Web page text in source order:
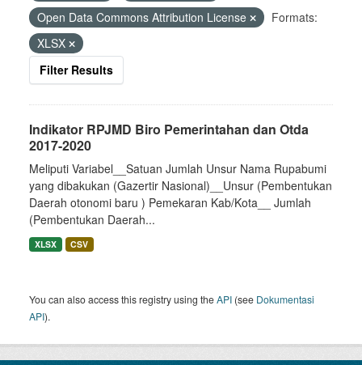
Open Data Commons Attribution License
Formats:
XLSX
Filter Results
Indikator RPJMD Biro Pemerintahan dan Otda
2017-2020
Meliputi Variabel__Satuan Jumlah Unsur Nama Rupabumi
yang dibakukan (Gazertir Nasional)__Unsur (Pembentukan
Daerah otonomi baru ) Pemekaran Kab/Kota__ Jumlah
(Pembentukan Daerah...
XLSX CSV
You can also access this registry using theAPI (see Dokumentasi
API).